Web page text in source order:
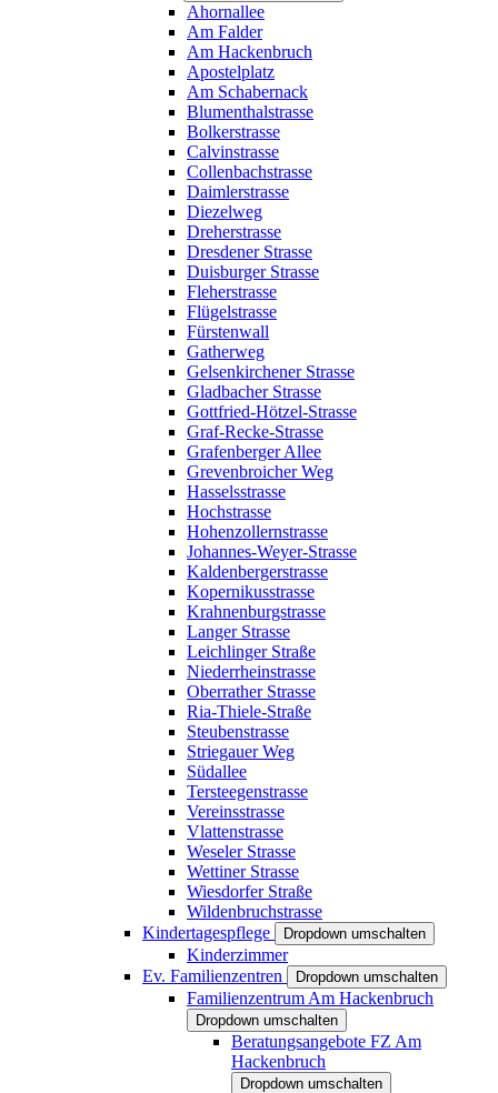
Ahornallee
Am Falder
Am Hackenbruch
Apostelplatz
Am Schabernack
Blumenthalstrasse
Bolkerstrasse
Calvinstrasse
Collenbachstrasse
Daimlerstrasse
Diezelweg
Dreherstrasse
Dresdener Strasse
Duisburger Strasse
Fleherstrasse
Flügelstrasse
Fürstenwall
Gatherweg
Gelsenkirchener Strasse
Gladbacher Strasse
Gottfried-Hötzel-Strasse
Graf-Recke-Strasse
Grafenberger Allee
Grevenbroicher Weg
Hasselsstrasse
Hochstrasse
Hohenzollernstrasse
Johannes-Weyer-Strasse
Kaldenbergerstrasse
Kopernikusstrasse
Krahnenburgstrasse
Langer Strasse
Leichlinger Straße
Niederrheinstrasse
Oberrather Strasse
Ria-Thiele-Straße
Steubenstrasse
Striegauer Weg
Südallee
Tersteegenstrasse
Vereinsstrasse
Vlattenstrasse
Weseler Strasse
Wettiner Strasse
Wiesdorfer Straße
Wildenbruchstrasse
Kindertagespflege
Dropdown umschalten
Kinderzimmer
Ev. Familienzentren
Dropdown umschalten
Familienzentrum Am Hackenbruch
Dropdown umschalten
Beratungsangebote FZ Am
Hackenbruch
Dropdown umschalten